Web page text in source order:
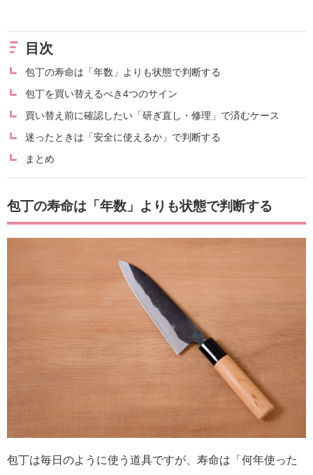
目次
包丁の寿命は「年数」よりも状態で判断する
包丁を買い替えるべき4つのサイン
買い替え前に確認したい「研ぎ直し・修理」で済むケース
迷ったときは「安全に使えるか」で判断する
まとめ
包丁の寿命は「年数」よりも状態で判断する
包丁は毎日のように使う道具ですが、寿命は「何年使った